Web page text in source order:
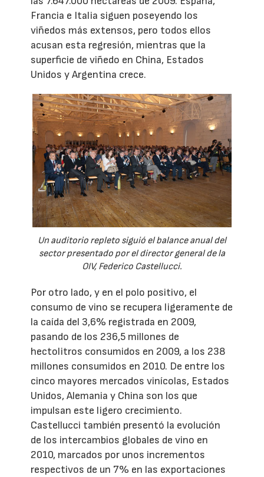
Francia e Italia siguen poseyendo los
viñedos más extensos, pero todos ellos
acusan esta regresión, mientras que la
superficie de viñedo en China, Estados
Unidos y Argentina crece.
Un auditorio repleto siguió el balance anual del
sector presentado por el director general de la
OIV, Federico Castellucci.
Por otro lado, y en el polo positivo, el
consumo de vino se recupera ligeramente de
la caída del 3,6% registrada en 2009,
pasando de los 236,5 millones de
hectolitros consumidos en 2009, a los 238
millones consumidos en 2010. De entre los
cinco mayores mercados vinícolas, Estados
Unidos, Alemania y China son los que
impulsan este ligero crecimiento.
Castellucci también presentó la evolución
de los intercambios globales de vino en
2010, marcados por unos incrementos
respectivos de un 7% en las exportaciones